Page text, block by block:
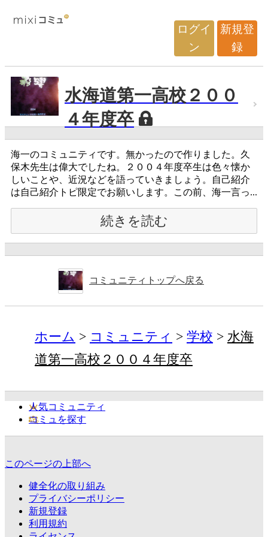
ログイ
ン
新規登
録
水海道第一高校２００
４年度卒
海一のコミュニティです。無かったので作りました。久
保木先生は偉大でしたね。２００４年度卒生は色々懐か
しいことや、近況などを語っていきましょう。自己紹介
は自己紹介トピ限定でお願いします。この前、海一言っ...
続きを読む
コミュニティトップへ戻る
ホーム コミュニティ 学校
水海
道第一高校２００４年度卒
人気コミュニティ
コミュを探す
このページの上部へ
健全化の取り組み
プライバシーポリシー
新規登録
利用規約